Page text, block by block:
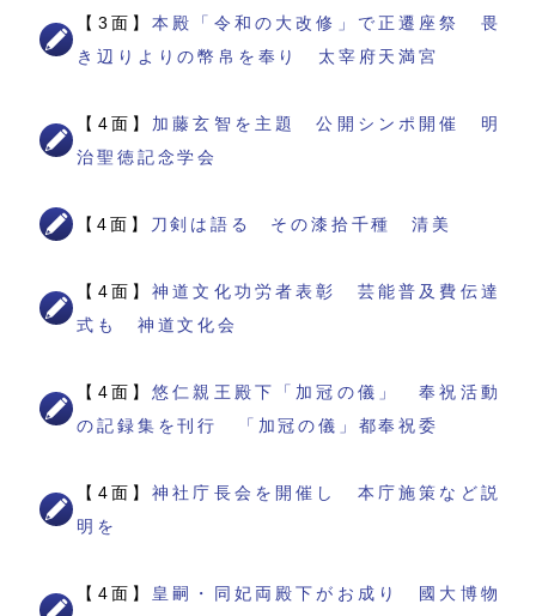
【3面】本殿「令和の大改修」で正遷座祭 畏
き辺りよりの幣帛を奉り 太宰府天満宮
【4面】 加藤玄智を主題 公開シンポ開催 明
治聖徳記念学会
【4面】 刀剣は語る その漆拾千種 清美
【4面】神道文化功労者表彰 芸能普及費伝達
式も 神道文化会
【4面】悠仁親王殿下「加冠の儀」 奉祝活動
の記録集を刊行 「加冠の儀」都奉祝委
【4面】神社庁長会を開催し 本庁施策など説
明を
【4面】 皇嗣・同妃両殿下がお成り 國大博物